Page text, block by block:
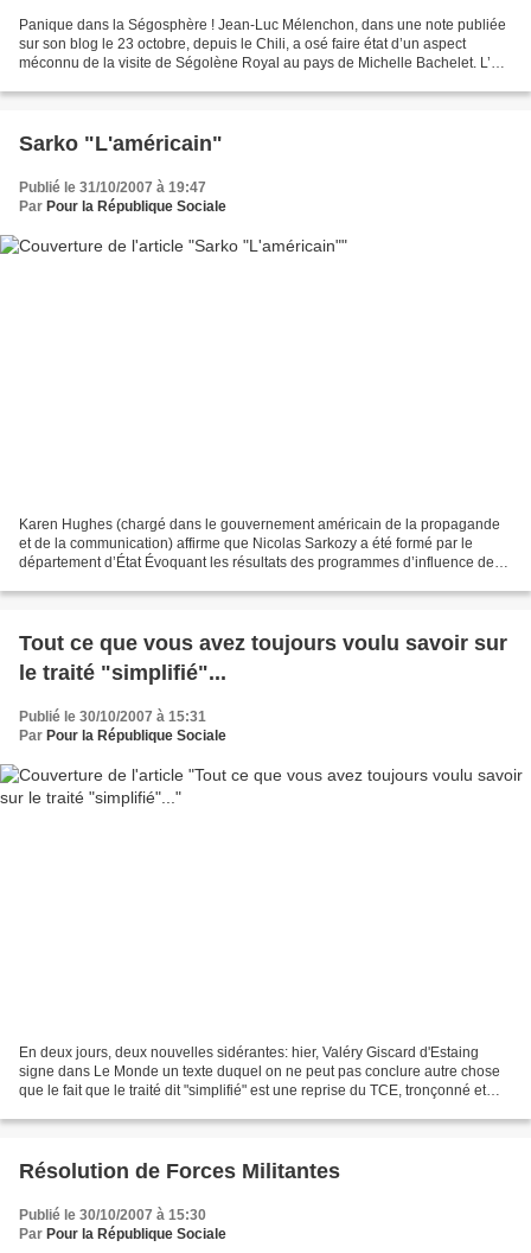
Panique dans la Ségosphère ! Jean-Luc Mélenchon, dans une note publiée
sur son blog le 23 octobre, depuis le Chili, a osé faire état d’un aspect
méconnu de la visite de Ségolène Royal au pays de Michelle Bachelet. L’ex-
Sarko "L'américain"
Publié le 31/10/2007 à 19:47
Par Pour la République Sociale
Karen Hughes (chargé dans le gouvernement américain de la propagande
et de la communication) affirme que Nicolas Sarkozy a été formé par le
département d’État Évoquant les résultats des programmes d’influence des
Tout ce que vous avez toujours voulu savoir sur
le traité "simplifié"...
Publié le 30/10/2007 à 15:31
Par Pour la République Sociale
En deux jours, deux nouvelles sidérantes: hier, Valéry Giscard d'Estaing
signe dans Le Monde un texte duquel on ne peut pas conclure autre chose
que le fait que le traité dit "simplifié" est une reprise du TCE, tronçonné et
Résolution de Forces Militantes
Publié le 30/10/2007 à 15:30
Par Pour la République Sociale